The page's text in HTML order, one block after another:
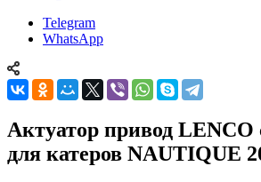
Telegram
WhatsApp
Актуатор привод LENCO
для катеров NAUTIQUE